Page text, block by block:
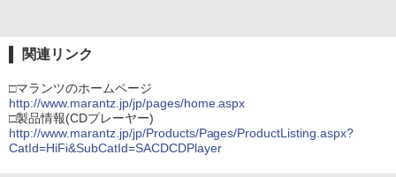
関連リンク
□マランツのホームページ
http://www.marantz.jp/jp/pages/home.aspx
□製品情報(CDプレーヤー)
http://www.marantz.jp/jp/Products/Pages/ProductListing.aspx?
CatId=HiFi&SubCatId=SACDCDPlayer